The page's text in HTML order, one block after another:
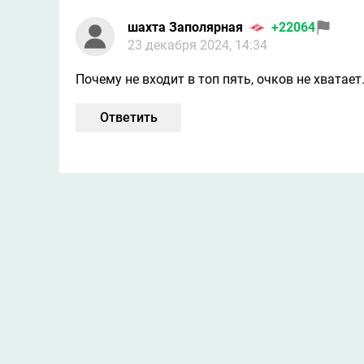
шахта Заполярная
+22064
23 декабря 2024, 14:34
Почему не входит в топ пять, очков не хватает.
Ответить